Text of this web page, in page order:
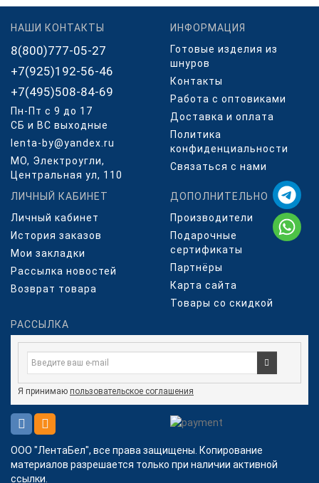
НАШИ КОНТАКТЫ
8(800)777-05-27
+7(925)192-56-46
+7(495)508-84-69
Пн-Пт с 9 до 17
СБ и ВС выходные
lenta-by@yandex.ru
МО, Электроугли,
Центральная ул, 110
ИНФОРМАЦИЯ
Готовые изделия из
шнуров
Контакты
Работа с оптовиками
Доставка и оплата
Политика
конфиденциальности
Связаться с нами
ЛИЧНЫЙ КАБИНЕТ
Личный кабинет
История заказов
Мои закладки
Рассылка новостей
Возврат товара
ДОПОЛНИТЕЛЬНО
Производители
Подарочные
сертификаты
Партнёры
Карта сайта
Товары со скидкой
РАССЫЛКА
Я принимаю пользовательское соглашения
ООО "ЛентаБел", все права защищены. Копирование
материалов разрешается только при наличии активной
ссылки.